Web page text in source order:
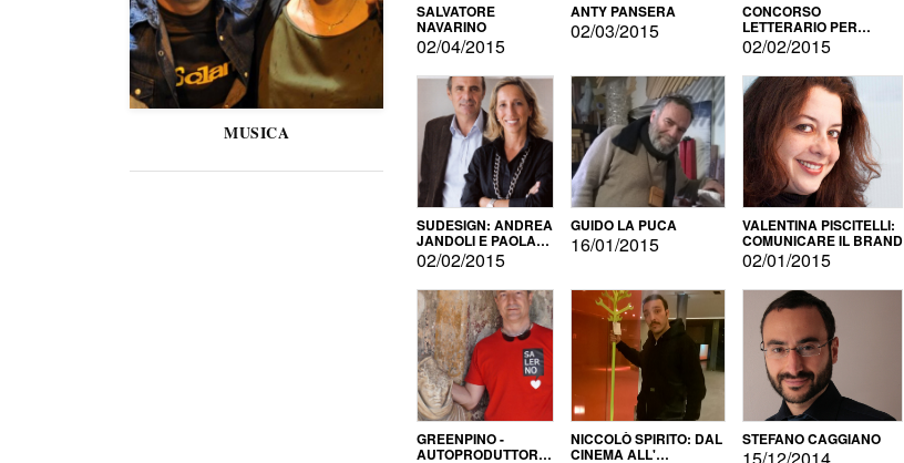
MUSICA
SALVATORE
NAVARINO
02/04/2015
ANTY PANSERA
02/03/2015
CONCORSO
LETTERARIO PER
DESIGNER
02/02/2015
SUDESIGN: ANDREA
JANDOLI E PAOLA
PISAPIA
02/02/2015
GUIDO LA PUCA
16/01/2015
VALENTINA PISCITELLI:
COMUNICARE IL BRAND
02/01/2015
GREENPINO -
AUTOPRODUTTORE
NICCOLÒ SPIRITO: DAL
CINEMA ALL'
STEFANO CAGGIANO